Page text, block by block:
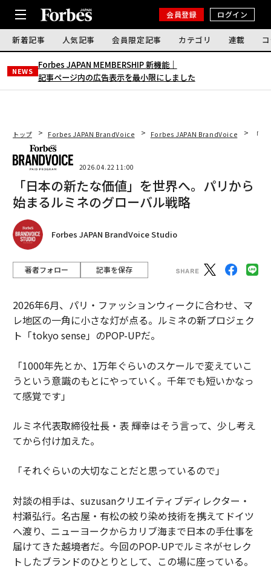
会員登録 ログイン
新着記事 人気記事 会員限定記事 カテゴリ 連載
NEWS
Forbes JAPAN MEMBERSHIP 新機能｜
記事ページ内の広告表示を最小限にしました
トップ Forbes JAPAN BrandVoice Forbes JAPAN BrandVoice 「
2026.04.22 11:00
「日本の新たな価値」を世界へ。パリから
始まるルミネのグローバル戦略
Forbes JAPAN BrandVoice Studio
著者フォロー 記事を保存
2026年6月、パリ・ファッションウィークに合わせ、マ
レ地区の一角に小さな灯が点る。ルミネの新プロジェク
ト「tokyo sense」のPOP-UPだ。
「1000年先とか、1万年ぐらいのスケールで変えていこ
うという意識のもとにやっていく。千年でも短いかなっ
て感覚です」
ルミネ代表取締役社長・表 輝幸はそう言って、少し考え
てから付け加えた。
「それぐらいの大切なことだと思っているので」
対談の相手は、suzusanクリエイティブディレクター・
村瀬弘行。名古屋・有松の絞り染め技術を携えてドイツ
へ渡り、ニューヨークからカリブ海まで日本の手仕事を
届けてきた越境者だ。今回のPOP-UPでルミネがセレク
トしたブランドのひとりとして、この場に座っている。